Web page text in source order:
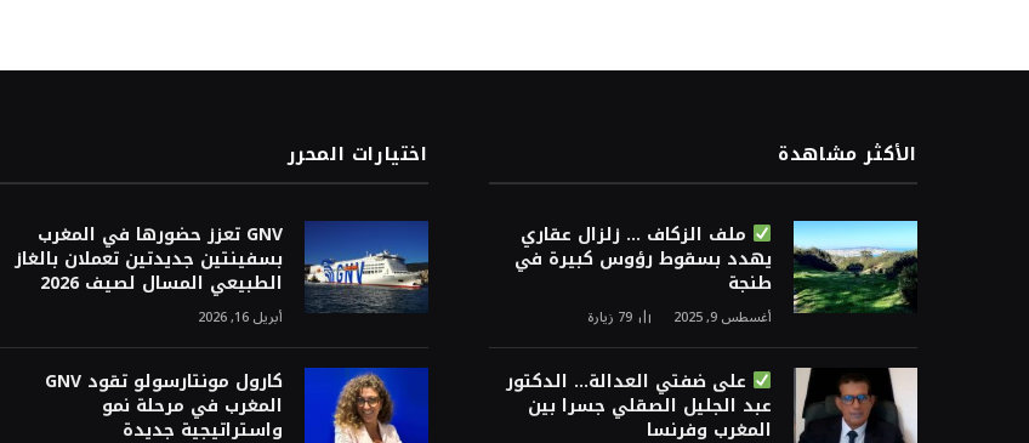
الأكثر مشاهدة
ملف الزكاف … زلزال عقاري
يهدد بسقوط رؤوس كبيرة في
طنجة
أغسطس 9, 2025 79 زيارة
على ضفتي العدالة… الدكتور
عبد الجليل الصقلي جسرا بين
المغرب وفرنسا
اختيارات المحرر
GNV تعزز حضورها في المغرب
بسفينتين جديدتين تعملان بالغاز
الطبيعي المسال لصيف 2026
أبريل 16, 2026
كارول مونتارسولو تقود GNV
المغرب في مرحلة نمو
واستراتيجية جديدة